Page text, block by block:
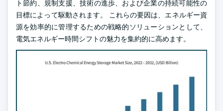
ト節約、規制支援、技術の進歩、および企業の持続可能性の
目標によって駆動されます。 これらの要因は、エネルギー資
源を効率的に管理するための戦略的ソリューションとして、
電気エネルギー時間シフトの魅力を集約的に高めます。